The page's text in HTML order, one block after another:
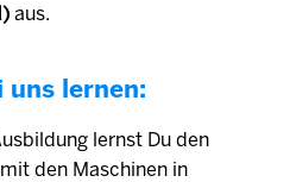
aus.
uns lernen:
lernst Du den
den Maschinen in